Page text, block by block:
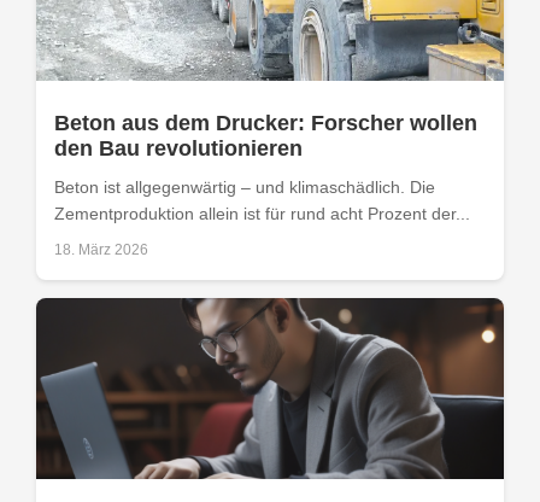
Beton aus dem Drucker: Forscher wollen
den Bau revolutionieren
Beton ist allgegenwärtig – und klimaschädlich. Die
Zementproduktion allein ist für rund acht Prozent der...
18. März 2026